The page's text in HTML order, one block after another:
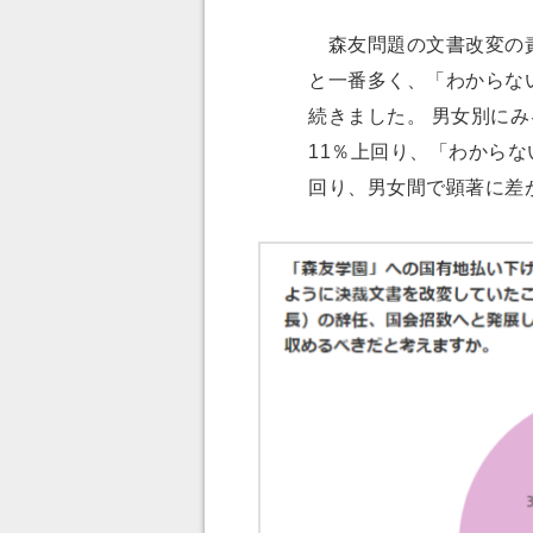
森友問題の文書改変の
と一番多く、「わから
続きました。 男女別に
11％上回り、「わから
回り、男女間で顕著に差